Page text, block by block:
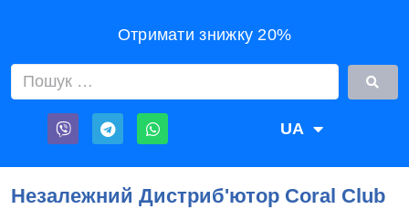
Отримати знижку 20%
UA
RU
Незалежний Дистриб'ютор Coral Club